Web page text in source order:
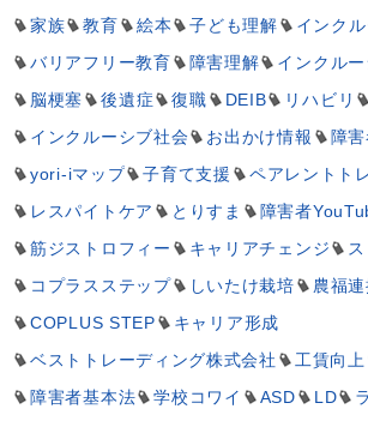
家族
教育 絵本 子ども理解 インク
バリアフリー教育
障害理解 インクル
脳梗塞
後遺症 復職 DEIB リハビリ
インクルーシブ社会
お出かけ情報
障
yori-iマップ
子育て支援
ペアレントト
レスパイトケア
とりすま
障害者
筋ジストロフィー
キャリアチェンジ
コプラスステップ
しいたけ栽培
農福
COPLUS STEP
キャリア形成
ベストトレーディング株式会社
工賃向上
障害者基本法
学校コワイ ASD LD